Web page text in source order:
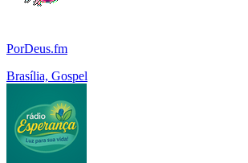
PorDeus.fm
Brasília, Gospel